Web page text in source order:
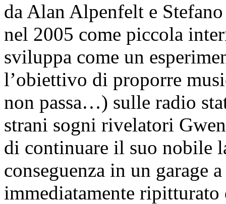
da Alan Alpenfelt e
nel 2005 come piccola
sviluppa come un
l’obiettivo di proporre
non passa…) sulle radio
strani sogni rivelatori
di continuare il suo nobile
conseguenza in un garage
immediatamente